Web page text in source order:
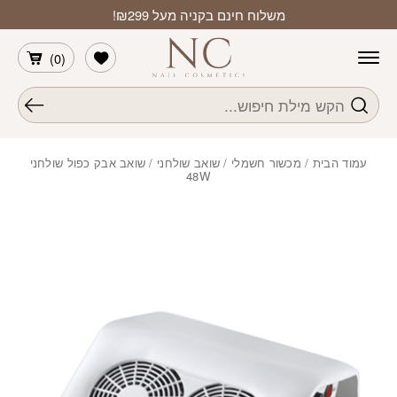
משלוח חינם בקניה מעל ₪299!
חיפוש
(
0
)
הרשימה שלי
עמוד הבית / מכשור חשמלי / שואב שולחני / שואב אבק כפול שולחני
48W